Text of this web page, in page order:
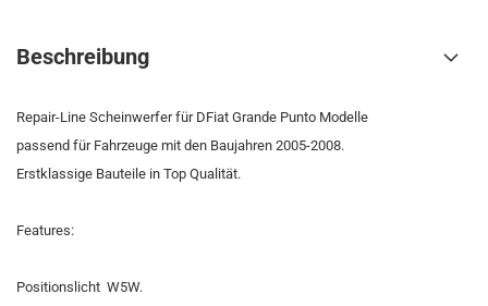
Beschreibung
Repair-Line Scheinwerfer für DFiat Grande Punto Modelle
passend für Fahrzeuge mit den Baujahren 2005-2008.
Erstklassige Bauteile in Top Qualität.
Features:
Positionslicht W5W.